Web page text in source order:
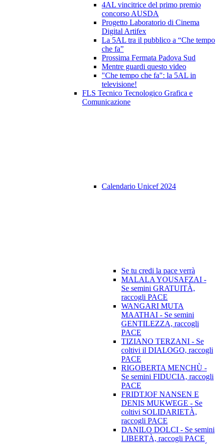
4AL vincitrice del primo premio
concorso AUSDA
Progetto Laboratorio di Cinema
Digital Artifex
La 5AL tra il pubblico a “Che tempo
che fa”
Prossima Fermata Padova Sud
Mentre guardi questo video
"Che tempo che fa": la 5AL in
televisione!
FLS Tecnico Tecnologico Grafica e
Comunicazione
Calendario Unicef 2024
Se tu credi la pace verrà
MALALA YOUSAFZAI -
Se semini GRATUITÀ,
raccogli PACE
WANGARI MUTA
MAATHAI - Se semini
GENTILEZZA, raccogli
PACE
TIZIANO TERZANI - Se
coltivi il DIALOGO, raccogli
PACE
RIGOBERTA MENCHÙ -
Se semini FIDUCIA, raccogli
PACE
FRIDTJOF NANSEN E
DENIS MUKWEGE - Se
coltivi SOLIDARIETÀ,
raccogli PACE
DANILO DOLCI - Se semini
LIBERTÀ, raccogli PACE